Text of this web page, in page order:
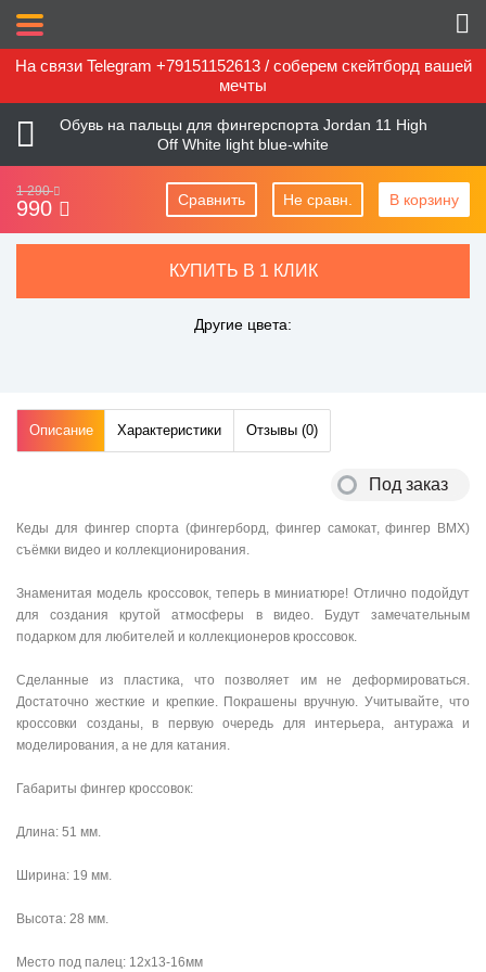
На связи Telegram +79151152613 / соберем скейтборд вашей
мечты
Обувь на пальцы для фингерспорта Jordan 11 High
Off White light blue-white
1 290
990 В корзину
Сравнить Не сравн.
КУПИТЬ В 1 КЛИК
Другие цвета:
Описание Характеристики Отзывы (0)
Под заказ
Кеды для фингер спорта (фингерборд, фингер самокат, фингер BMX)
съёмки видео и коллекционирования.
Знаменитая модель кроссовок, теперь в миниатюре! Отлично подойдут
для создания крутой атмосферы в видео. Будут замечательным
подарком для любителей и коллекционеров кроссовок.
Сделанные из пластика, что позволяет им не деформироваться.
Достаточно жесткие и крепкие. Покрашены вручную. Учитывайте, что
кроссовки созданы, в первую очередь для интерьера, антуража и
моделирования, а не для катания.
Габариты фингер кроссовок:
Длина: 51 мм.
Ширина: 19 мм.
Высота: 28 мм.
Место под палец: 12х13-16мм